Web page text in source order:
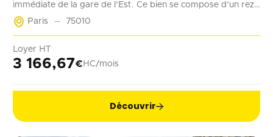
immédiate de la gare de l’Est. Ce bien se compose d’un rez-
de-chaussée de 70 m² accessible à la fois depuis la rue et les
parties communes de l’immeuble. Deux emplacements de
rénové, ce local est adapté à tout type d’activité ne générant
pas de nuisances.
Paris 75010
Loyer HT
3 166,67€ HC/mois
Découvrir